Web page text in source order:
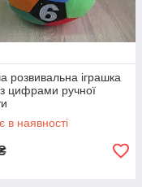
розвивальна іграшка
цифрами ручної
в наявності